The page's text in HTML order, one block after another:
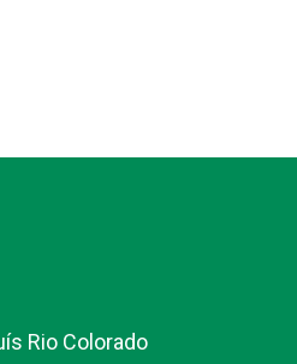
Rio Colorado